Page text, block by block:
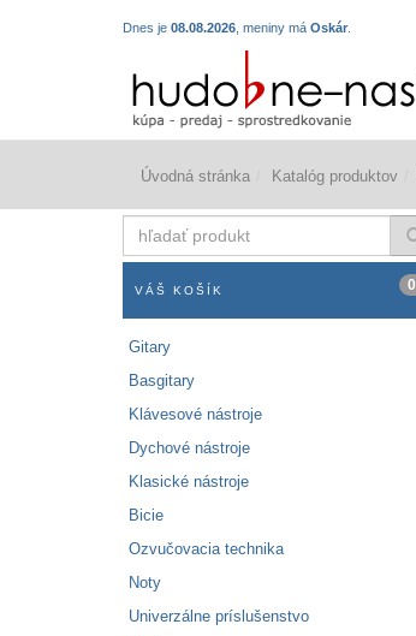
Dnes je 08.08.2026 , meniny má Oskár
Úvodná stránka Katalóg produktov
produkt
VÁŠ KOŠÍK 0
Gitary
Basgitary
Klávesové nástroje
Dychové nástroje
Klasické nástroje
Bicie
Ozvučovacia technika
Noty
Univerzálne príslušenstvo